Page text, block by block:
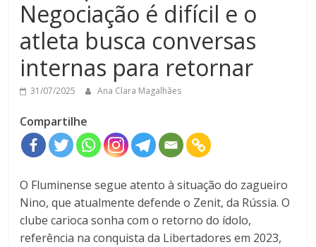
Negociação é difícil e o
atleta busca conversas
internas para retornar
31/07/2025 Ana Clara Magalhães
Compartilhe
O Fluminense segue atento à situação do zagueiro
Nino, que atualmente defende o Zenit, da Rússia. O
clube carioca sonha com o retorno do ídolo,
referência na conquista da Libertadores em 2023,